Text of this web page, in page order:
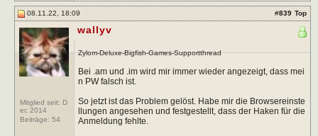
08.11.22, 18:09 #839 Top
Mitglied seit: D
ec 2014
Beiträge: 54
wallyv
Zylom-Deluxe-Bigfish-Games-Supportthread
Bei .am und .im wird mir immer wieder angezeigt, dass mei
n PW falsch ist.
So jetzt ist das Problem gelöst. Habe mir die Browsereinste
llungen angesehen und festgestellt, dass der Haken für die
Anmeldung fehlte.